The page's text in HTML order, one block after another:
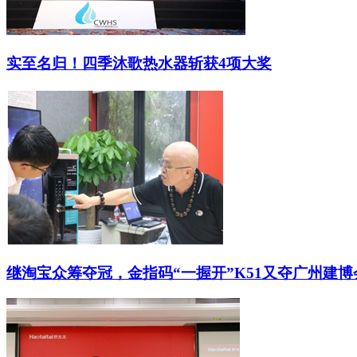
实至名归！四季沐歌热水器斩获4项大奖
继淘宝众筹夺冠，金指码“一握开”K51又夺广州建博